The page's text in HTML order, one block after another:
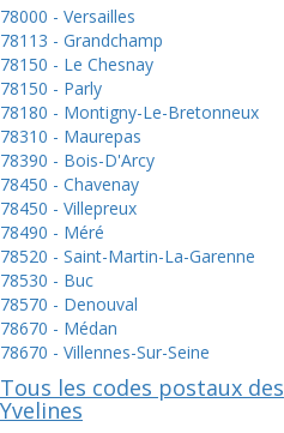
78000 - Versailles
78113 - Grandchamp
78150 - Le Chesnay
78150 - Parly
78180 - Montigny-Le-Bretonneux
78310 - Maurepas
78390 - Bois-D'Arcy
78450 - Chavenay
78450 - Villepreux
78490 - Méré
78520 - Saint-Martin-La-Garenne
78530 - Buc
78570 - Denouval
78670 - Médan
78670 - Villennes-Sur-Seine
Tous les codes postaux des
Yvelines